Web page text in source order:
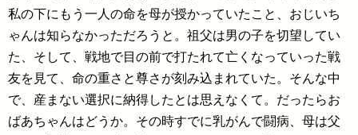
私の下にもう一人の命を母が授かっていたこと、おじいち
ゃんは知らなかっただろうと。祖父は男の子を切望してい
た、そして、戦地で目の前で打たれて亡くなっていった戦
友を見て、命の重さと尊さが刻み込まれていた。そんな中
で、産まない選択に納得したとは思えなくて。だったらお
ばあちゃんはどうか。その時すでに乳がんで闘病、母は父